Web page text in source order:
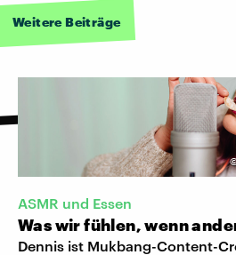
Weitere Beiträge
ASMR und Essen
Was wir fühlen, wenn
Dennis ist Mukbang-Content-